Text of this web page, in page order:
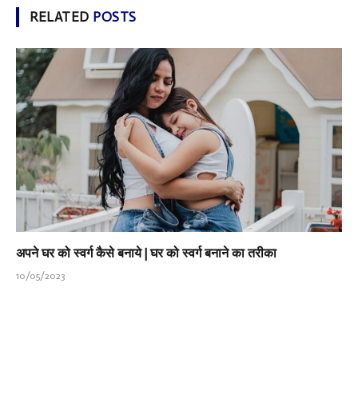
RELATED POSTS
अपने घर को स्वर्ग कैसे बनाये | घर को स्वर्ग बनाने का तरीका
10/05/2023